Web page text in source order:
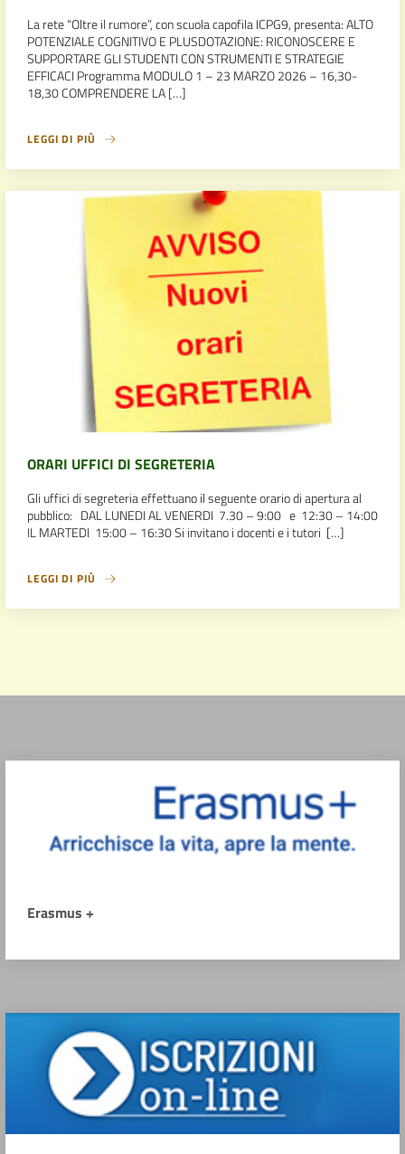
La rete “Oltre il rumore”, con scuola capofila ICPG9, presenta: ALTO
POTENZIALE COGNITIVO E PLUSDOTAZIONE: RICONOSCERE E
SUPPORTARE GLI STUDENTI CON STRUMENTI E STRATEGIE
EFFICACI Programma MODULO 1 – 23 MARZO 2026 – 16,30-
18,30 COMPRENDERE LA […]
LEGGI DI PIÙ
ORARI UFFICI DI SEGRETERIA
Gli uffici di segreteria effettuano il seguente orario di apertura al
pubblico: DAL LUNEDI AL VENERDI 7.30 – 9:00 e 12:30 – 14:00
IL MARTEDI 15:00 – 16:30 Si invitano i docenti e i tutori […]
LEGGI DI PIÙ
Erasmus +